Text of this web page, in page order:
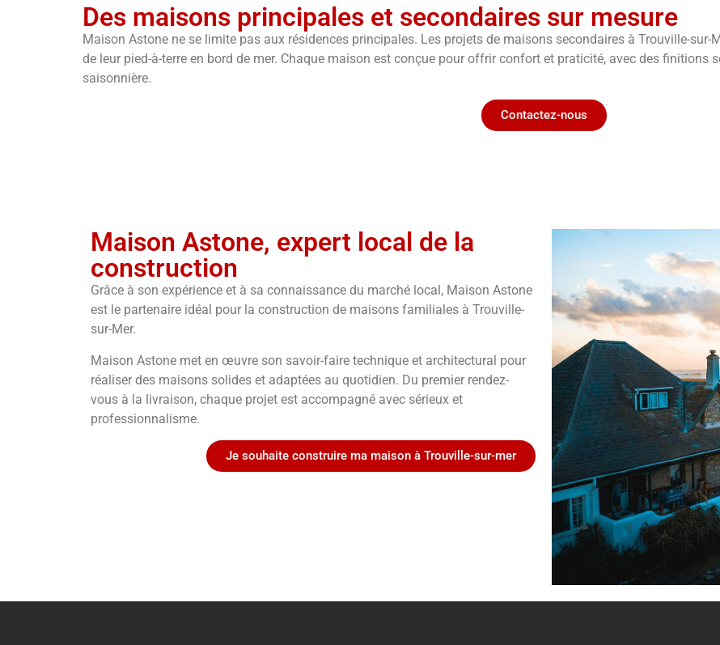
Des maisons principales et secondaires sur mesure
Maison Astone ne se limite pas aux résidences principales. Les projets de maisons secondaires à Trouville-
de leur pied-à-terre en bord de mer. Chaque maison est conçue pour offrir confort et praticité, avec des finitions
saisonnière.
Contactez-nous
Maison Astone, expert local de la
construction
Grâce à son expérience et à sa connaissance du marché local, Maison Astone
est le partenaire idéal pour la construction de maisons familiales à Trouville-
sur-Mer.
Maison Astone met en œuvre son savoir-faire technique et architectural pour
réaliser des maisons solides et adaptées au quotidien. Du premier rendez-
vous à la livraison, chaque projet est accompagné avec sérieux et
professionnalisme.
Je souhaite construire ma maison à Trouville-sur-mer